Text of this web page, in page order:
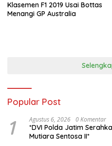
Klasemen F1 2019 Usai Bottas
Menangi GP Australia
Popular Post
1 Agustus 6, 2026 0 Komentar
*DVI Polda Jatim
Mutiara Sentosa II*